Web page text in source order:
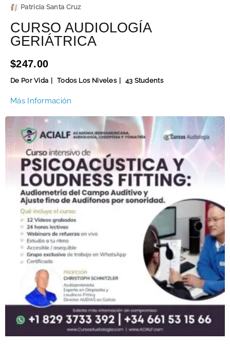
Patricia Santa Cruz
CURSO AUDIOLOGÍA
GERIÁTRICA
$247.00
De Por Vida Todos Los Niveles 43 Students
Más Información